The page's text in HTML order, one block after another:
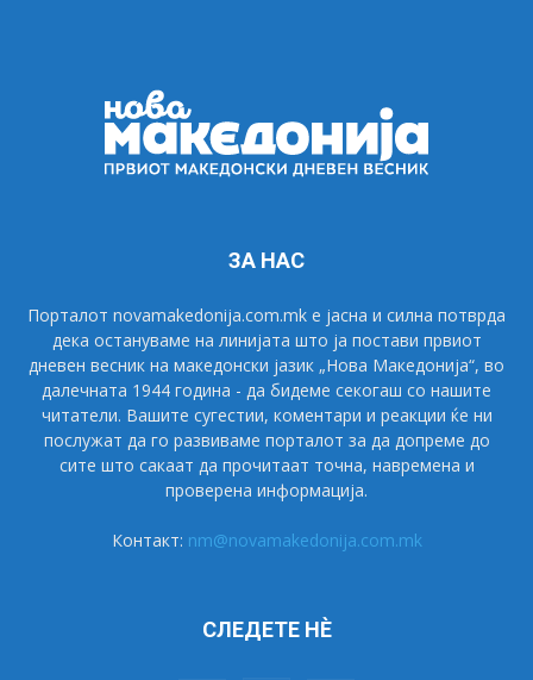
ЗА НАС
Порталот novamakedonija.com.mk е јасна и силна потврда
дека остануваме на линијата што ја постави првиот
дневен весник на македонски јазик „Нова Македонија“, во
далечната 1944 година - да бидеме секогаш со нашите
читатели. Вашите сугестии, коментари и реакции ќе ни
послужат да го развиваме порталот за да допреме до
сите што сакаат да прочитаат точна, навремена и
проверена информација.
Контакт: nm@novamakedonija.com.mk
СЛЕДЕТЕ НÈ